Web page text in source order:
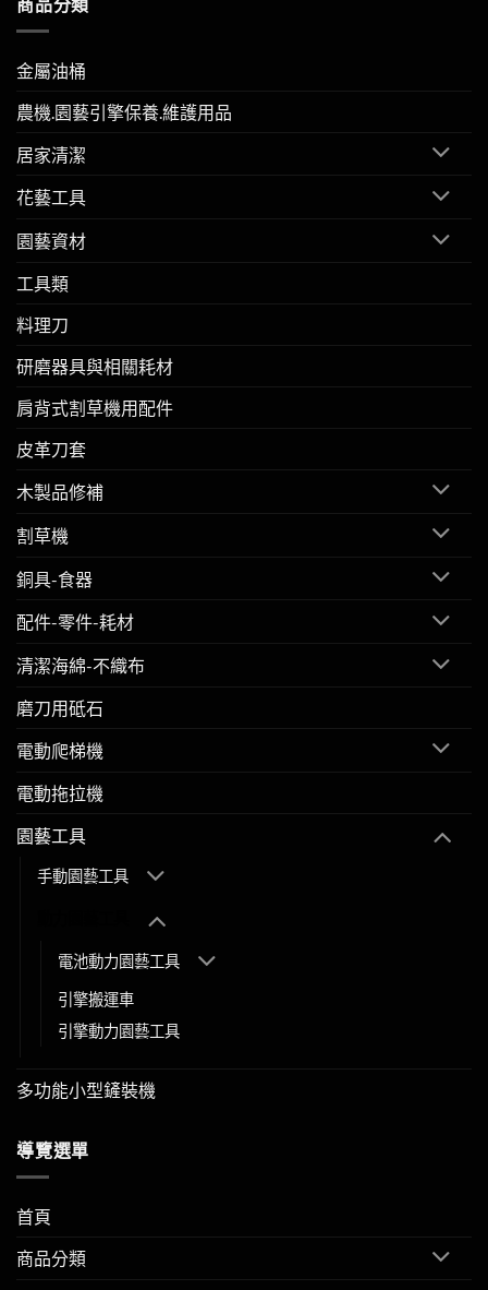
金屬油桶
農機.園藝引擎保養.維護用品
居家清潔
花藝工具
園藝資材
工具類
料理刀
研磨器具與相關耗材
肩背式割草機用配件
皮革刀套
木製品修補
割草機
銅具-食器
配件-零件-耗材
清潔海綿-不織布
磨刀用砥石
電動爬梯機
電動拖拉機
園藝工具
手動園藝工具
電池動力園藝工具
引擎搬運車
引擎動力園藝工具
多功能小型鏟裝機
導覽選單
首頁
商品分類